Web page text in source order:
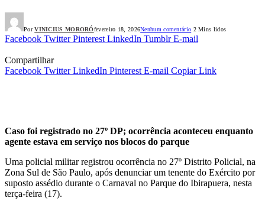
Por VINICIUS MORORÓfevereiro 18, 2026Nenhum comentário 2 Mins lidos
Facebook Twitter Pinterest LinkedIn Tumblr E-mail
Compartilhar
Facebook Twitter LinkedIn Pinterest E-mail Copiar Link
Caso foi registrado no 27º DP; ocorrência aconteceu enquanto
agente estava em serviço nos blocos do parque
Uma policial militar registrou ocorrência no 27º Distrito Policial, na
Zona Sul de São Paulo, após denunciar um tenente do Exército por
suposto assédio durante o Carnaval no Parque do Ibirapuera, nesta
terça-feira (17).